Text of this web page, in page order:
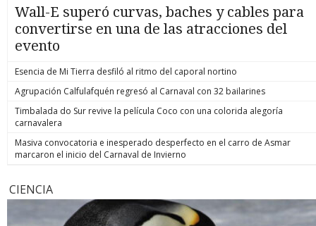
Wall-E superó curvas, baches y cables para
convertirse en una de las atracciones del
evento
Esencia de Mi Tierra desfiló al ritmo del caporal nortino
Agrupación Calfulafquén regresó al Carnaval con 32 bailarines
Timbalada do Sur revive la película Coco con una colorida alegoría
carnavalera
Masiva convocatoria e inesperado desperfecto en el carro de Asmar
marcaron el inicio del Carnaval de Invierno
CIENCIA